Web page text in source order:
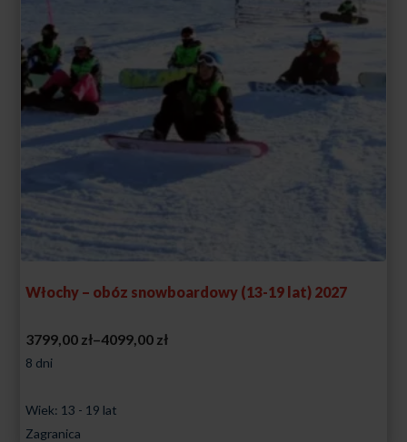
Włochy – obóz snowboardowy (13-19 lat) 2027
3799,00 zł–4099,00 złZakres
8 dni
Wiek: 13 - 19 lat
Zagranica